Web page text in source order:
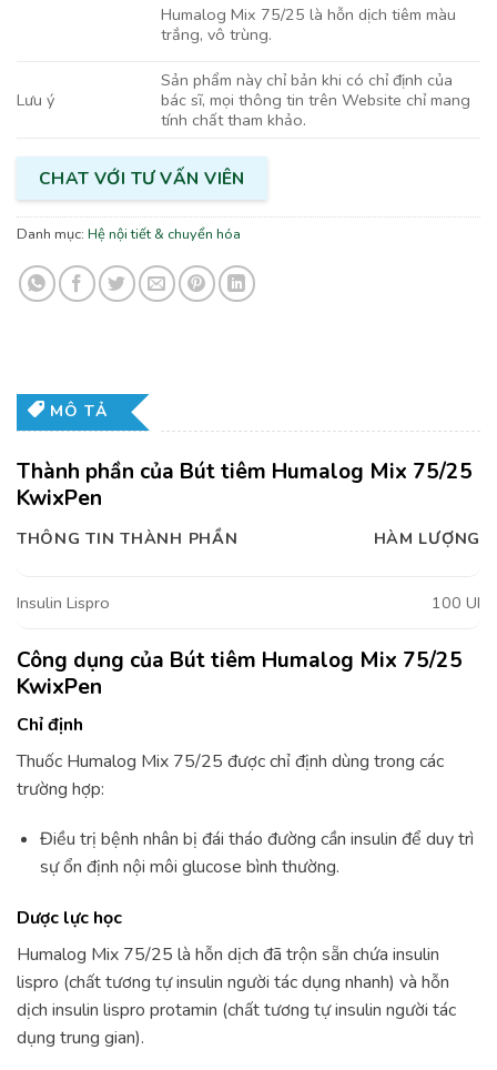
Humalog Mix 75/25 là hỗn dịch tiêm màu
trắng, vô trùng.
Lưu ý
Sản phẩm này chỉ bản khi có chỉ định của
bác sĩ, mọi thông tin trên Website chỉ mang
tính chất tham khảo.
CHAT VỚI TƯ VẤN VIÊN
Danh mục: Hệ nội tiết & chuyển hóa
MÔ TẢ
Thành phần của Bút tiêm Humalog Mix 75/25
KwixPen
THÔNG TIN THÀNH PHẦN HÀM LƯỢNG
Insulin Lispro 100 UI
Công dụng của Bút tiêm Humalog Mix 75/25
KwixPen
Chỉ định
Thuốc Humalog Mix 75/25 được chỉ định dùng trong các
trường hợp:
Điều trị bệnh nhân bị đái tháo đường cần insulin để duy trì
sự ổn định nội môi glucose bình thường.
Dược lực học
Humalog Mix 75/25 là hỗn dịch đã trộn sẵn chứa insulin
lispro (chất tương tự insulin người tác dụng nhanh) và hỗn
dịch insulin lispro protamin (chất tương tự insulin người tác
dụng trung gian).